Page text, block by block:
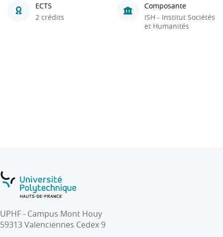
ECTS
2 crédits
Composante
ISH - Institut Sociétés
et Humanités
UPHF - Campus Mont Houy
59313 Valenciennes Cedex 9